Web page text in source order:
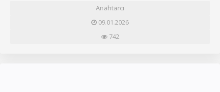
Anahtarcı
09.01.2026
742